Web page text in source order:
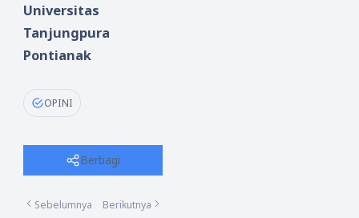
Universitas
Tanjungpura
Pontianak
OPINI
Berbagi
Sebelumnya Berikutnya